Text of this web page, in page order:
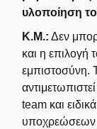
υλοποίηση
Κ.Μ.: Δεν
και η επιλογή
εμπιστοσύνη.
team και
υποχρεώσεων